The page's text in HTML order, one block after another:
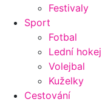
Festivaly
Sport
Fotbal
Lední hokej
Volejbal
Kuželky
Cestování